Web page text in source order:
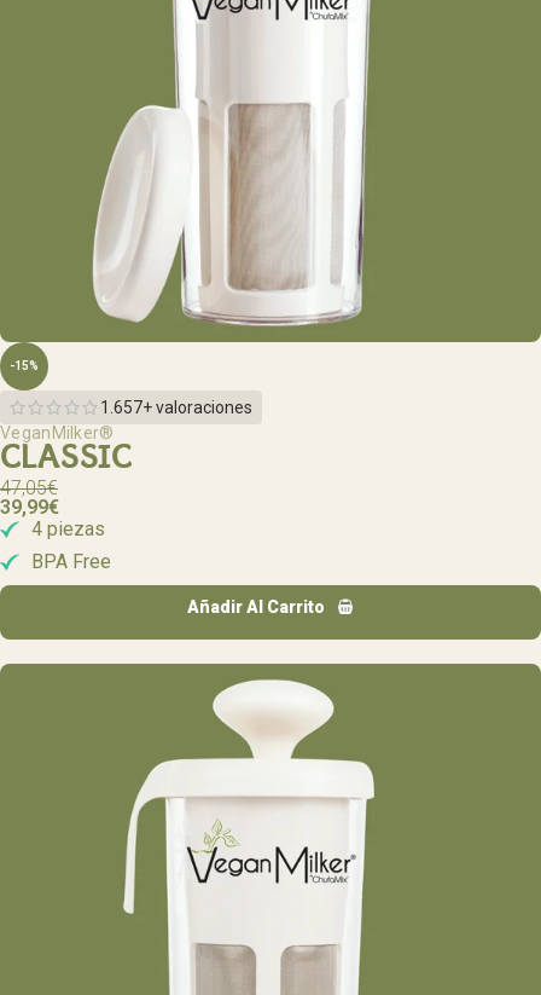
-15%
1.657+ valoraciones
VeganMilker®
CLASSIC
47,05€
39,99€
4 piezas
BPA Free
Añadir Al Carrito